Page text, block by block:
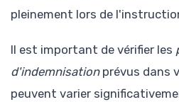
pleinement lors de
Il est important de vérifier les
d'indemnisationprévus dans
peuvent varier